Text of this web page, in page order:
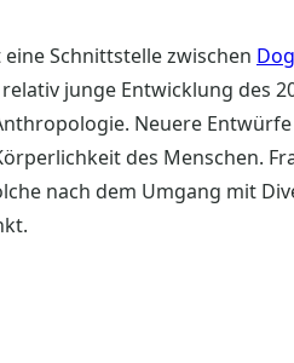
Schnittstelle zwischen
junge Entwicklung des
Neuere
des Menschen.
nach dem Umgang mit